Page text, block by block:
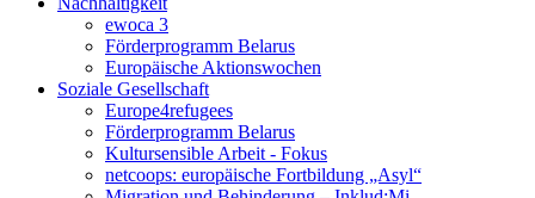
ewoca 3
Förderprogramm Belarus
Europäische Aktionswochen
Soziale Gesellschaft
Europe4refugees
Förderprogramm Belarus
Kultursensible Arbeit - Fokus
netcoops: europäische Fortbildung „Asyl“